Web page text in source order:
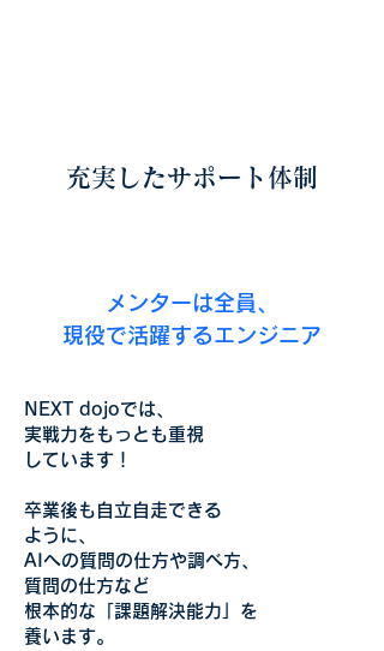
充実したサポート体制
メンターは全員、
現役で活躍するエンジニア
NEXT dojoでは、
実戦力をもっとも重視
しています！
卒業後も自立自走できる
ように、
AIへの質問の仕方や調べ方、
質問の仕方など
根本的な「課題解決能力」を
養います。